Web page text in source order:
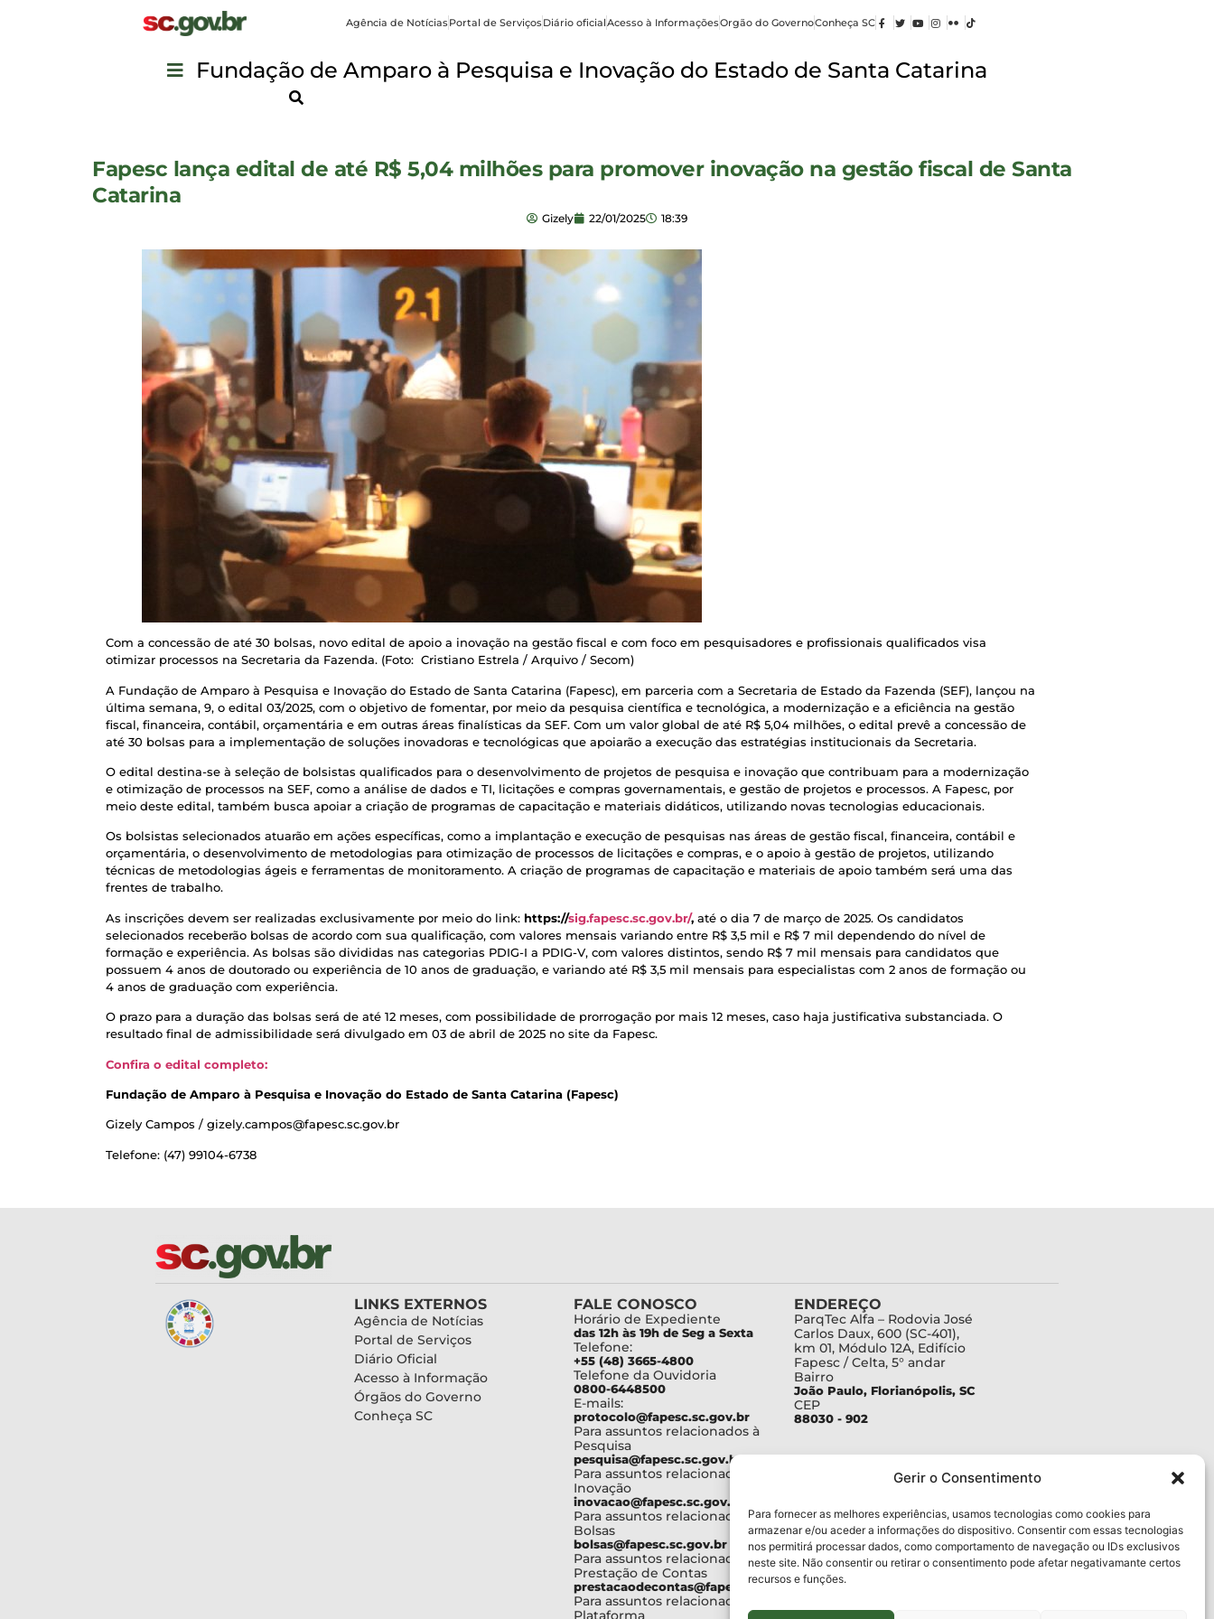
Gerir o Consentimento
Para fornecer as melhores experiências, usamos tecnologias como cookies para
armazenar e/ou aceder a informações do dispositivo. Consentir com essas tecnologias
nos permitirá processar dados, como comportamento de navegação ou IDs exclusivos
neste site. Não consentir ou retirar o consentimento pode afetar negativamante certos
recursos e funções.
Agência de NotíciasPortal de ServiçosDiário oficialAcesso à InformaçõesOrgão do GovernoConheça SC
Fundação de Amparo à Pesquisa e Inovação do Estado de Santa Catarina
Fapesc lança edital de até R$ 5,04 milhões para promover inovação na gestão fiscal de Santa
Catarina
Gizely 22/01/2025 18:39
Com a concessão de até 30 bolsas, novo edital de apoio a inovação na gestão fiscal e com foco em pesquisadores e profissionais qualificados visa
otimizar processos na Secretaria da Fazenda. (Foto: Cristiano Estrela / Arquivo / Secom)
A Fundação de Amparo à Pesquisa e Inovação do Estado de Santa Catarina (Fapesc), em parceria com a Secretaria de Estado da Fazenda (SEF), lançou na
última semana, 9, o edital 03/2025, com o objetivo de fomentar, por meio da pesquisa científica e tecnológica, a modernização e a eficiência na gestão
fiscal, financeira, contábil, orçamentária e em outras áreas finalísticas da SEF. Com um valor global de até R$ 5,04 milhões, o edital prevê a concessão de
até 30 bolsas para a implementação de soluções inovadoras e tecnológicas que apoiarão a execução das estratégias institucionais da Secretaria.
O edital destina-se à seleção de bolsistas qualificados para o desenvolvimento de projetos de pesquisa e inovação que contribuam para a modernização
e otimização de processos na SEF, como a análise de dados e TI, licitações e compras governamentais, e gestão de projetos e processos. A Fapesc, por
meio deste edital, também busca apoiar a criação de programas de capacitação e materiais didáticos, utilizando novas tecnologias educacionais.
Os bolsistas selecionados atuarão em ações específicas, como a implantação e execução de pesquisas nas áreas de gestão fiscal, financeira, contábil e
orçamentária, o desenvolvimento de metodologias para otimização de processos de licitações e compras, e o apoio à gestão de projetos, utilizando
técnicas de metodologias ágeis e ferramentas de monitoramento. A criação de programas de capacitação e materiais de apoio também será uma das
frentes de trabalho.
As inscrições devem ser realizadas exclusivamente por meio do link: https://sig.fapesc.sc.gov.br/, até o dia 7 de março de 2025. Os candidatos
selecionados receberão bolsas de acordo com sua qualificação, com valores mensais variando entre R$ 3,5 mil e R$ 7 mil dependendo do nível de
formação e experiência. As bolsas são divididas nas categorias PDIG-I a PDIG-V, com valores distintos, sendo R$ 7 mil mensais para candidatos que
possuem 4 anos de doutorado ou experiência de 10 anos de graduação, e variando até R$ 3,5 mil mensais para especialistas com 2 anos de formação ou
4 anos de graduação com experiência.
O prazo para a duração das bolsas será de até 12 meses, com possibilidade de prorrogação por mais 12 meses, caso haja justificativa substanciada. O
resultado final de admissibilidade será divulgado em 03 de abril de 2025 no site da Fapesc.
Confira o edital completo:
Fundação de Amparo à Pesquisa e Inovação do Estado de Santa Catarina (Fapesc)
Gizely Campos / gizely.campos@fapesc.sc.gov.br
Telefone: (47) 99104-6738
LINKS EXTERNOS
Agência de Notícias
Portal de Serviços
Diário Oficial
Acesso à Informação
Órgãos do Governo
Conheça SC
FALE CONOSCO
Horário de Expediente
das 12h às 19h de Seg a Sexta
Telefone:
+55 (48) 3665-4800
Telefone da Ouvidoria
0800-6448500
E-mails:
protocolo@fapesc.sc.gov.br
Para assuntos relacionados à
Pesquisa
pesquisa@fapesc.sc.gov.br
Para assuntos relacionados à
Inovação
inovacao@fapesc.sc.gov.br
Para assuntos relacionados à
Bolsas
bolsas@fapesc.sc.gov.br
Para assuntos relacionados à
Prestação de Contas
prestacaodecontas@fapesc.sc.gov.br
Para assuntos relacionados à
Plataforma
ENDEREÇO
ParqTec Alfa – Rodovia José
Carlos Daux, 600 (SC-401),
km 01, Módulo 12A, Edifício
Fapesc / Celta, 5° andar
Bairro
João Paulo, Florianópolis, SC
CEP
88030 - 902